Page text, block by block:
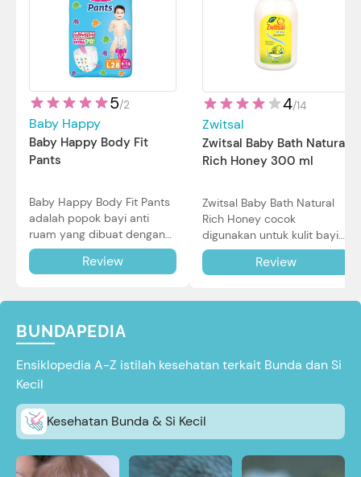
5/2
Baby Happy
Baby Happy Body Fit
Pants
Baby Happy Body Fit Pants
adalah popok bayi anti
ruam yang dibuat dengan
teknologi Air Through
Technology.Review
4/14
Zwitsal
Zwitsal Baby Bath Natural
Rich Honey 300 ml
Zwitsal Baby Bath Natural
Rich Honey cocok
digunakan untuk kulit bayi
baru lahir bahkan kulit
sensitif sekalipun. Simak
Review
BUNDAPEDIA
Ensiklopedia A-Z istilah kesehatan terkait Bunda dan Si
Kecil
Kesehatan Bunda & Si Kecil